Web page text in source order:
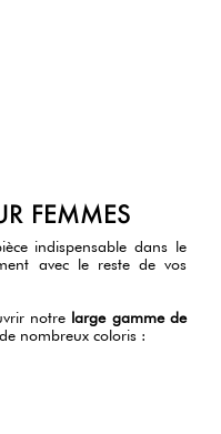
FEMMES
indispensable dans le
avec le reste de vos
notre large gamme de
nombreux coloris :